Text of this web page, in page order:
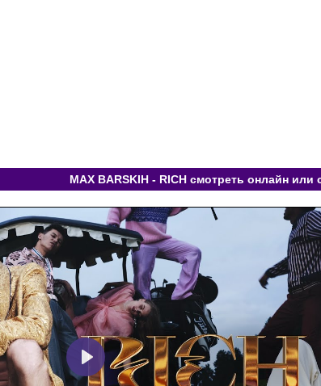
MAX BARSKIH - RICH смотреть онлайн или
Play